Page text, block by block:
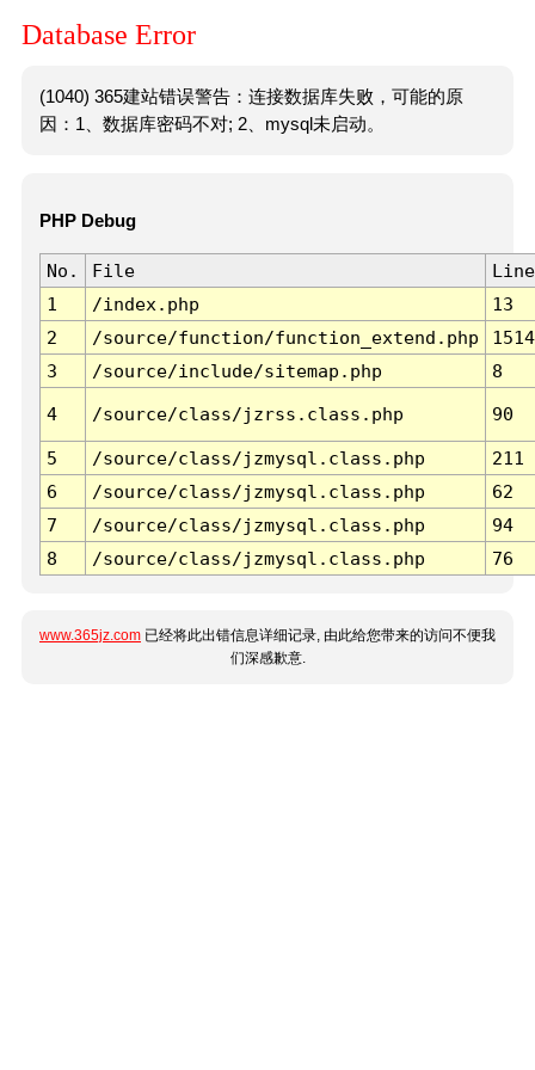
Database Error
(1040) 365建站错误警告：连接数据库失败，可能的原
因：1、数据库密码不对; 2、mysql未启动。
PHP Debug
No. File
Line
1
/index.php
13
2
/source/function/function_extend.php
1514
3
/source/include/sitemap.php 8
4 /source/class/jzrss.class.php 90
5 /source/class/jzmysql.class.php
211
6
/source/class/jzmysql.class.php
62
7
/source/class/jzmysql.class.php
94
8
/source/class/jzmysql.class.php 76
www.365jz.com 已经将此出错信息详细记录, 由此给您带来的访问不便我
们深感歉意.